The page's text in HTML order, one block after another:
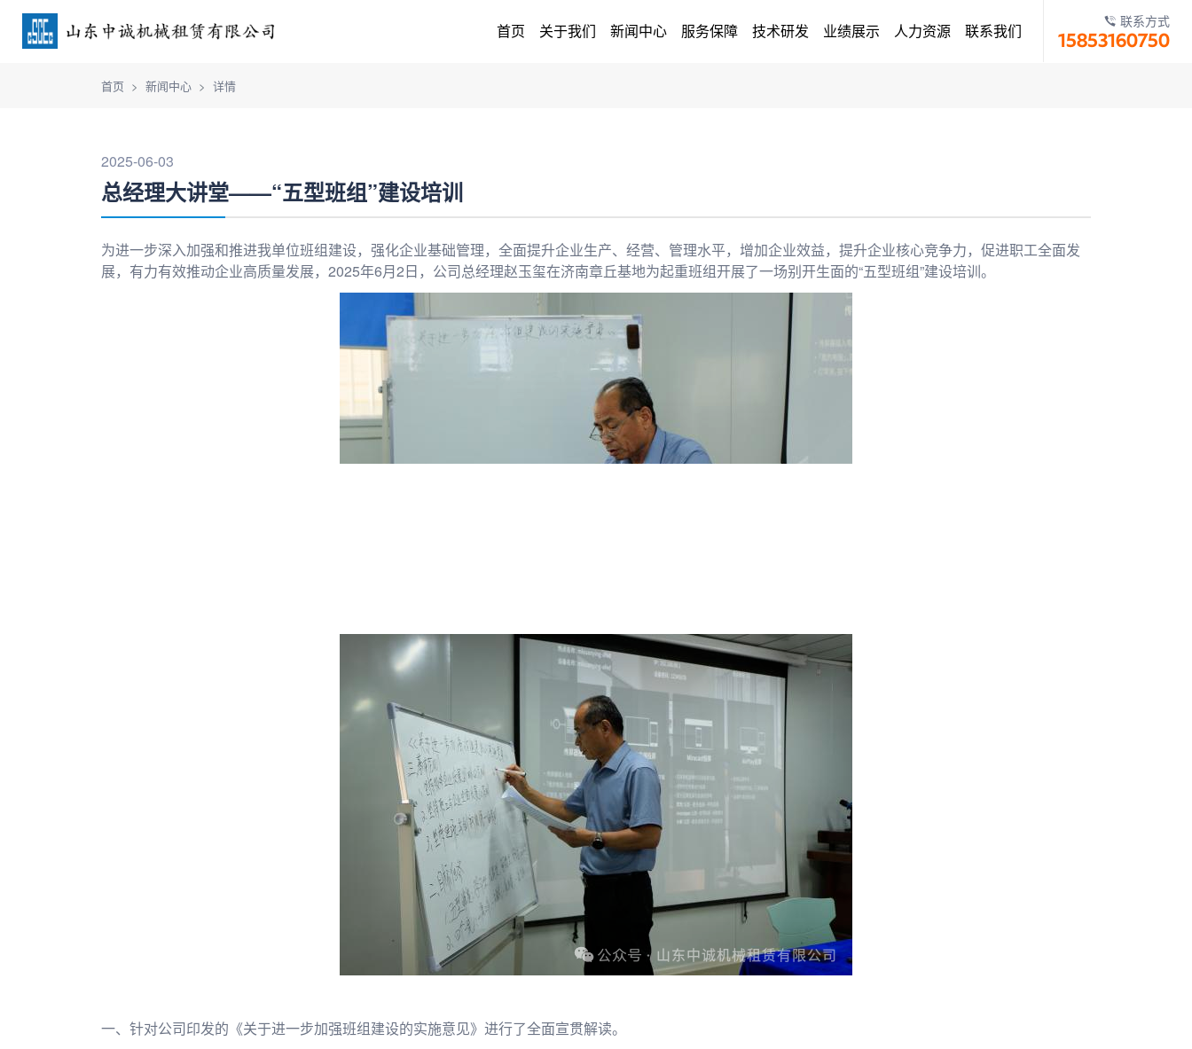
首页 关于我们 新闻中心 服务保障 技术研发 业绩展示 人力资源 联系我们 联系方式
15853160750
首页 新闻中心 详情
2025-06-03
总经理大讲堂——“五型班组”建设培训
为进一步深入加强和推进我单位班组建设，强化企业基础管理，全面提升企业生产、经营、管理水平，增加企业效益，提升企业核心竞争力，促进职工全面发
展，有力有效推动企业高质量发展，2025年6月2日，公司总经理赵玉玺在济南章丘基地为起重班组开展了一场别开生面的“五型班组”建设培训。
一、针对公司印发的《关于进一步加强班组建设的实施意见》进行了全面宣贯解读。